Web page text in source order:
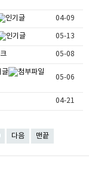
04-09
05-13
05-08
05-06
04-21
다음 맨끝